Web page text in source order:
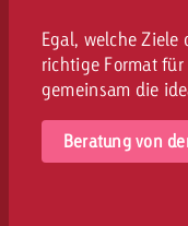
Egal, welche Ziele
richtige Format für
gemeinsam die
Beratung von